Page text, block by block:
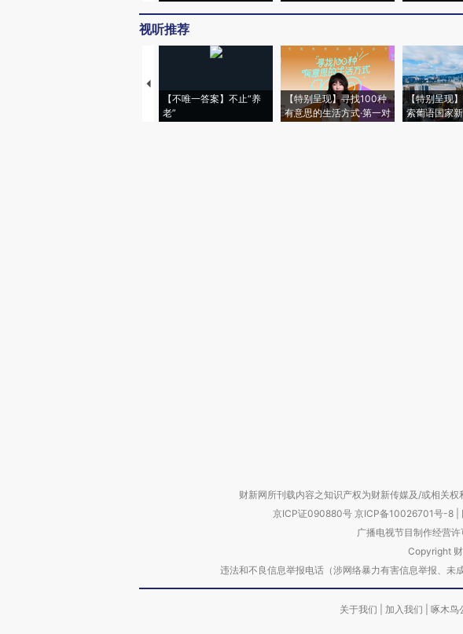
视听推荐
【不唯一答案】不止“养
老”
【特别呈现】寻找100种
有意思的生活方式·第一对
【特别呈现
索葡语国家
财新网所刊载内容之知识产权为财新传媒及/或相关
京ICP证090880号 京ICP备10026701号-8
广播电视节目制作经营
Copyright
违法和不良信息举报电话（涉网络暴力有害信息举报、
关于我们 加入我们 啄木鸟